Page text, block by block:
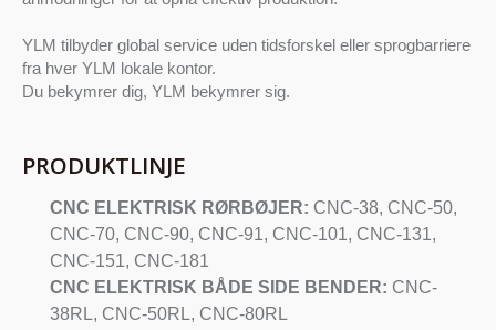
YLM tilbyder global service uden tidsforskel eller sprogbarriere
fra hver YLM lokale kontor.
Du bekymrer dig, YLM bekymrer sig.
PRODUKTLINJE
CNC ELEKTRISK RØRBØJER: CNC-38, CNC-50,
CNC-70, CNC-90, CNC-91, CNC-101, CNC-131,
CNC-151, CNC-181
CNC ELEKTRISK BÅDE SIDE BENDER: CNC-
38RL, CNC-50RL, CNC-80RL